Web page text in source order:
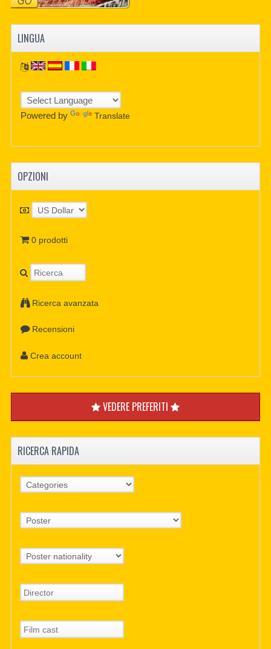
LINGUA
Powered by Translate
OPZIONI
0 prodotti
Ricerca avanzata
Recensioni
Crea account
VEDERE PREFERITI
RICERCA RAPIDA